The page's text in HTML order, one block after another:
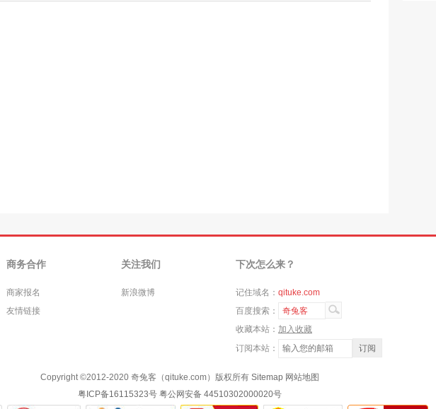
商务合作
商家报名
友情链接
关注我们
新浪微博
下次怎么来？
记住域名： qituke.com
百度搜索：
奇兔客
收藏本站： 加入收藏
订阅本站：
Copyright ©2012-2020 奇兔客（qituke.com）版权所有 Sitemap 网站地图
粤ICP备16115323号 粤公网安备 44510302000020号